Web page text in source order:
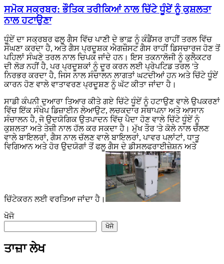
ਸਮੋਕ ਸਕ੍ਰਬਰ: ਭੌਤਿਕ ਤਰੀਕਿਆਂ ਨਾਲ ਚਿੱਟੇ ਧੂੰਏਂ ਨੂੰ ਕੁਸ਼ਲਤਾ
ਨਾਲ ਹਟਾਉਣਾ
ਧੂੰਏਂ ਦਾ ਸਕ੍ਰਬਰ ਫਲੂ ਗੈਸ ਵਿੱਚ ਪਾਣੀ ਦੇ ਭਾਫ਼ ਨੂੰ ਕੰਡੈਂਸਰ ਰਾਹੀਂ ਤਰਲ ਵਿੱਚ
ਸੰਘਣਾ ਕਰਦਾ ਹੈ, ਅਤੇ ਗੈਸ ਪ੍ਰਦੂਸ਼ਕ ਐਗਜ਼ੌਸਟ ਗੈਸ ਰਾਹੀਂ ਡਿਸਚਾਰਜ ਹੋਣ ਤੋਂ
ਪਹਿਲਾਂ ਸੰਘਣੇ ਤਰਲ ਨਾਲ ਚਿਪਕ ਜਾਂਦੇ ਹਨ। ਇਸ ਤਕਨਾਲੋਜੀ ਨੂੰ ਕੁਲੈਕਟਰ
ਦੀ ਲੋੜ ਨਹੀਂ ਹੈ, ਪਰ ਪ੍ਰਦੂਸ਼ਕਾਂ ਨੂੰ ਦੂਰ ਕਰਨ ਲਈ ਪ੍ਰੇਪਟਿਡ ਤਰਲ 'ਤੇ
ਨਿਰਭਰ ਕਰਦਾ ਹੈ, ਜਿਸ ਨਾਲ ਸੰਚਾਲਨ ਲਾਗਤਾਂ ਘਟਦੀਆਂ ਹਨ ਅਤੇ ਚਿੱਟੇ ਧੂੰਏਂ
ਕਾਰਨ ਹੋਣ ਵਾਲੇ ਵਾਤਾਵਰਣ ਪ੍ਰਦੂਸ਼ਣ ਨੂੰ ਘੱਟ ਕੀਤਾ ਜਾਂਦਾ ਹੈ।
ਸਾਡੀ ਕੰਪਨੀ ਦੁਆਰਾ ਤਿਆਰ ਕੀਤੇ ਗਏ ਚਿੱਟੇ ਧੂੰਏਂ ਨੂੰ ਹਟਾਉਣ ਵਾਲੇ ਉਪਕਰਣਾਂ
ਵਿੱਚ ਇੱਕ ਸੰਖੇਪ ਡਿਜ਼ਾਈਨ ਲੇਆਉਟ, ਲਚਕਦਾਰ ਸਥਾਪਨਾ ਅਤੇ ਆਸਾਨ
ਸੰਚਾਲਨ ਹੈ, ਜੋ ਉਦਯੋਗਿਕ ਉਤਪਾਦਨ ਵਿੱਚ ਪੈਦਾ ਹੋਣ ਵਾਲੇ ਚਿੱਟੇ ਧੂੰਏਂ ਨੂੰ
ਕੁਸ਼ਲਤਾ ਅਤੇ ਤੇਜ਼ੀ ਨਾਲ ਹੱਲ ਕਰ ਸਕਦਾ ਹੈ। ਮੁੱਖ ਤੌਰ 'ਤੇ ਕੋਲੇ ਨਾਲ ਚੱਲਣ
ਵਾਲੇ ਬਾਇਲਰਾਂ, ਗੈਸ ਨਾਲ ਚੱਲਣ ਵਾਲੇ ਬਾਇਲਰਾਂ, ਪਾਵਰ ਪਲਾਂਟਾਂ, ਧਾਤੂ
ਵਿਗਿਆਨ ਅਤੇ ਹੋਰ ਉਦਯੋਗਾਂ ਤੋਂ ਫਲੂ ਗੈਸ ਦੇ ਡੀਸਲਫਰਾਈਜ਼ੇਸ਼ਨ ਅਤੇ
ਚਿੱਟੇਕਰਨ ਲਈ ਵਰਤਿਆ ਜਾਂਦਾ ਹੈ।
ਖੋਜੋ
ਖੋਜੋ
ਤਾਜ਼ਾ ਲੇਖ